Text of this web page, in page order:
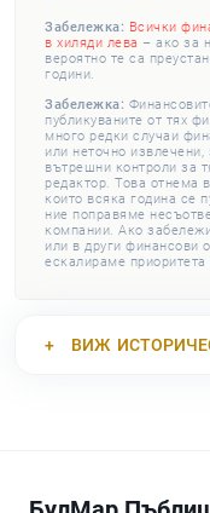
Забележка: Всички
в хиляди лева – ако за
вероятно те са
години.
Забележка:
публикуваните от тях
много редки случаи
или неточно
вътрешни контроли за
редактор. Това отнема
които всяка година се
ние поправяме
компании. Ако
или в други финансови
ескалираме приоритета
ВИЖ